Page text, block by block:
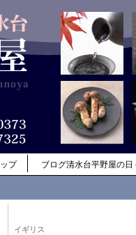
プ ブログ清水台平野屋の日
イギリス